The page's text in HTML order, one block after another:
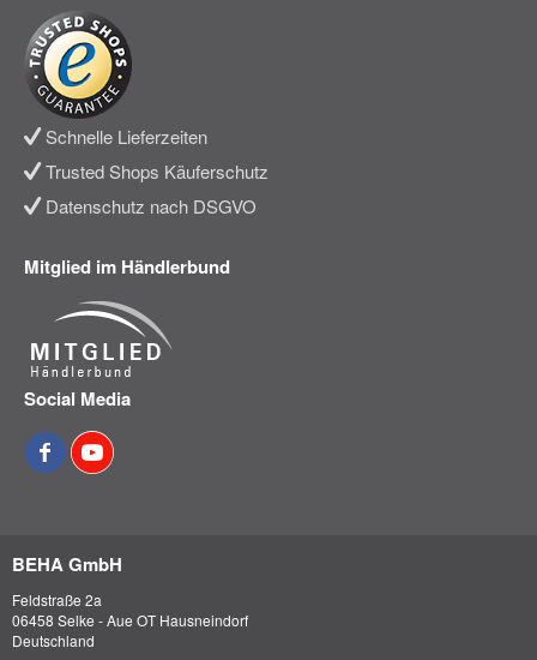
Schnelle Lieferzeiten
Trusted Shops Käuferschutz
Datenschutz nach DSGVO
Mitglied im Händlerbund
Social Media
BEHA GmbH
Feldstraße 2a
06458 Selke - Aue OT Hausneindorf
Deutschland